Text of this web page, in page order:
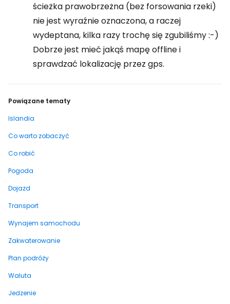
ścieżka prawobrzeżna (bez forsowania rzeki)
nie jest wyraźnie oznaczona, a raczej
wydeptana, kilka razy trochę się zgubiliśmy :-)
Dobrze jest mieć jakąś mapę offline i
sprawdzać lokalizację przez gps.
Powiązane tematy
Islandia
Co warto zobaczyć
Co robić
Pogoda
Dojazd
Transport
Wynajem samochodu
Zakwaterowanie
Plan podróży
Waluta
Jedzenie